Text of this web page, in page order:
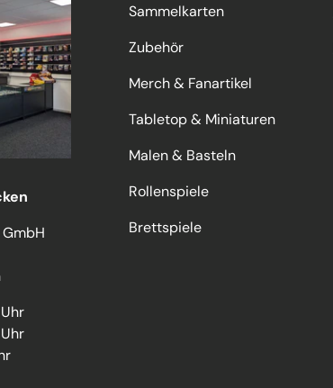
Sammelkarten
Zubehör
Merch & Fanartikel
Tabletop & Miniaturen
Malen & Basteln
Rollenspiele
Brettspiele